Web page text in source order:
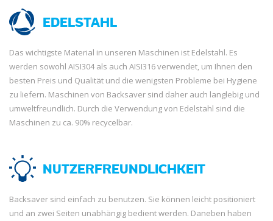
EDELSTAHL
Das wichtigste Material in unseren Maschinen ist Edelstahl. Es
werden sowohl AISI304 als auch AISI316 verwendet, um Ihnen den
besten Preis und Qualität und die wenigsten Probleme bei Hygiene
zu liefern. Maschinen von Backsaver sind daher auch langlebig und
umweltfreundlich. Durch die Verwendung von Edelstahl sind die
Maschinen zu ca. 90% recycelbar.
NUTZERFREUNDLICHKEIT
Backsaver sind einfach zu benutzen. Sie können leicht positioniert
und an zwei Seiten unabhängig bedient werden. Daneben haben